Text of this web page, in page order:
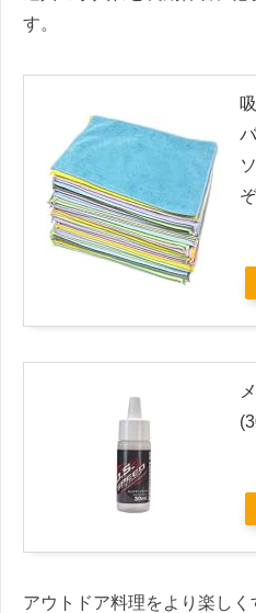
す。
アウトドア料理をより楽し